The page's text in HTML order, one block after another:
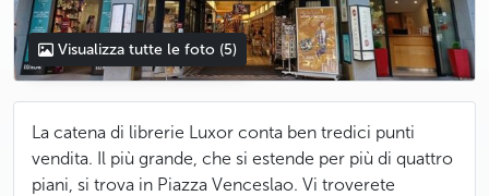
Visualizza tutte le foto (5)
La catena di librerie Luxor conta ben tredici punti
vendita. Il più grande, che si estende per più di quattro
piani, si trova in Piazza Venceslao. Vi troverete